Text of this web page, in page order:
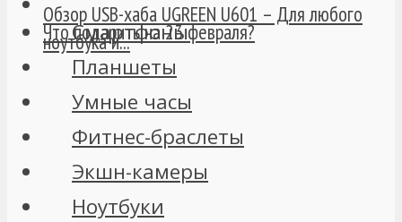
Что подарить на 23 февраля?
Обзор USB-хаба UGREEN U601 – Для любого
ноутбука и...
Смартфоны
Планшеты
Умные часы
Фитнес-браслеты
Экшн-камеры
Ноутбуки